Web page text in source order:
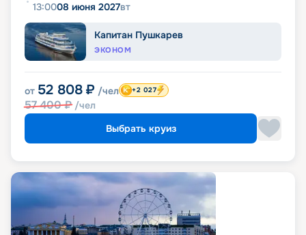
13:0008 июня 2027вт
Капитан Пушкарев
ЭКОНОМ
от 52 808 ₽ /чел
57 400₽ /чел
+2 027
Выбрать круиз